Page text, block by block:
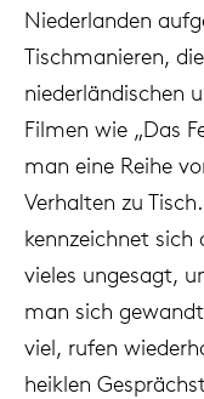
Niederlanden
Tischmanieren,
niederländischen
Filmen wie „Das
man eine Reihe
Verhalten zu
kennzeichnet
vieles ungesagt,
man sich
viel, rufen
heiklen